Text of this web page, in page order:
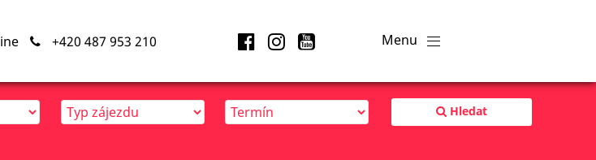
+420 487 953 210
Hledat